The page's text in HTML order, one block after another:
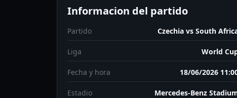
Informacion del partido
Partido Czechia vs South
Liga World
Fecha y hora 18/06/2026
Estadio Mercedes-Benz